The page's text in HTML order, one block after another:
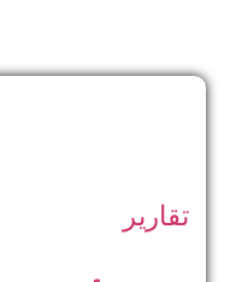
تقارير